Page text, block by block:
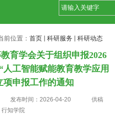
前位置： 首页 科研服务 科研动态
育学会关于组织申报2026
工智能赋能教育教学应用
项申报工作的通知
发布时间：2026-04-20
供稿
行知学院